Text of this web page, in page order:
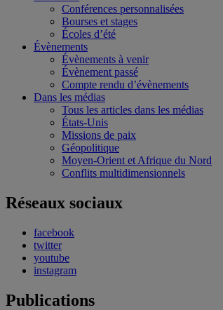
Conférences personnalisées
Bourses et stages
Écoles d’été
Évènements
Évènements à venir
Évènement passé
Compte rendu d’évènements
Dans les médias
Tous les articles dans les médias
États-Unis
Missions de paix
Géopolitique
Moyen-Orient et Afrique du Nord
Conflits multidimensionnels
Réseaux sociaux
facebook
twitter
youtube
instagram
Publications